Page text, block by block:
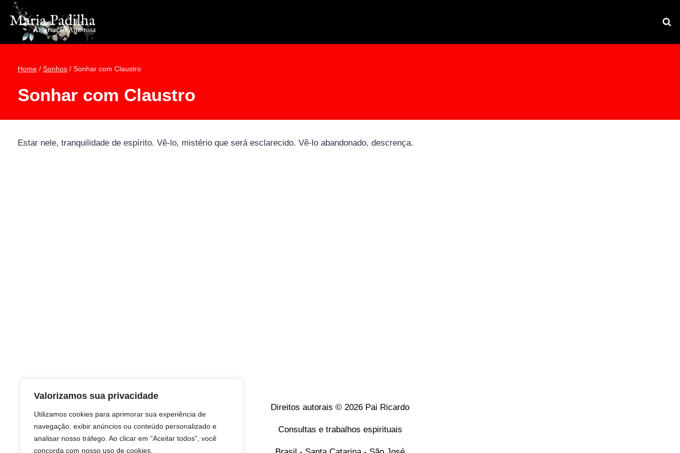
Valorizamos sua privacidade
Utilizamos cookies para aprimorar sua experiência de
navegação, exibir anúncios ou conteúdo personalizado e
analisar nosso tráfego. Ao clicar em “Aceitar todos”, você
concorda com nosso uso de cookies.
Pular
para
Conteúdo
Home / Sonhos / Sonhar com Claustro
Sonhar com Claustro
Estar nele, tranquilidade de espírito. Vê-lo, mistério que será esclarecido. Vê-lo abandonado, descrença.
Direitos autorais © 2026 Pai Ricardo
Consultas e trabalhos espirituais